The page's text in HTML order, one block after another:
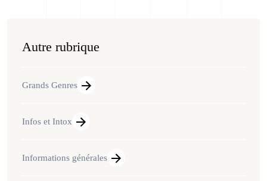
Autre rubrique
Grands Genres
Infos et Intox
Informations générales